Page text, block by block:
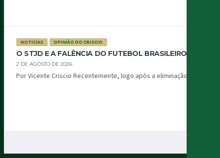
NOTÍCIAS OPINIÃO DO CRISCIO
O STJD E A FALÊNCIA DO FUTEBOL BRASILEIRO
2 DE AGOSTO DE 2026
Por Vicente Criscio Recentemente, logo após a eliminação...